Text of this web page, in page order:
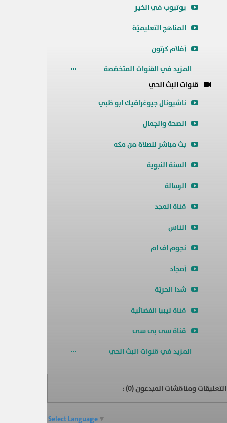
يوتيوب في الخير
المناهج التعليميّة
أفلام كرتون
المزيد في القنوات المتخصّصة
قنوات البث الحي
ناشيونال جيوغرافيك ابو ظبي
الصحة والجمال
بث مباشر للصلاة من مكه
السنة النبوية
الرسالة
قناة المجد
الناس
نجوم اف ام
أمجاد
شدا الحريّة
قناة ليبيا الفضائية
قناة سى بى سى
المزيد في قنوات البث الحي
ومناقشات المبدعون (0
) :
Select Language▼